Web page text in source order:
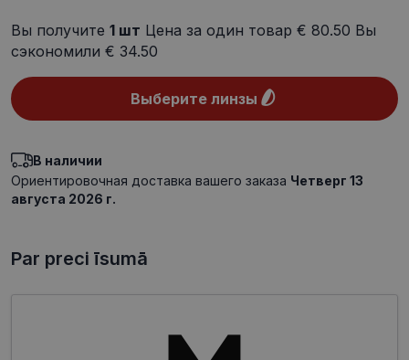
Вы получите 1 шт Цена за один товар € 80.50 Вы
сэкономили € 34.50
Выберите линзы
В наличии
Ориентировочная доставка вашего заказа Четверг 13
августа 2026 г.
Par preci īsumā